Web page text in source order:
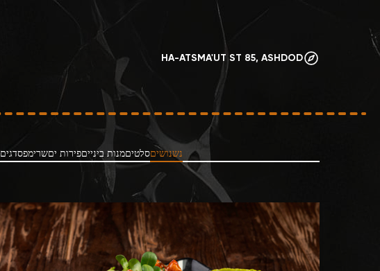
HA-ATSMA'UT ST 85, ASHDOD
נשנושיםסלטיםמנות בינייםפירות יםשרימפסדגים